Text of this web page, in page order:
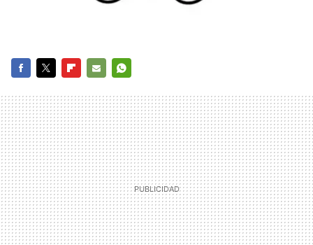
MAIL